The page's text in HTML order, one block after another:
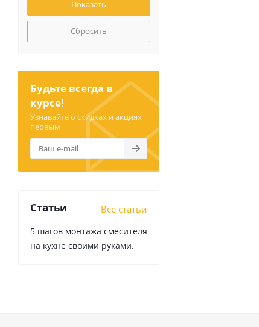
Сбросить
Будьте всегда в
курсе!
Узнавайте о скидках и акциях
первым
Статьи Все статьи
5 шагов монтажа смесителя
на кухне своими руками.